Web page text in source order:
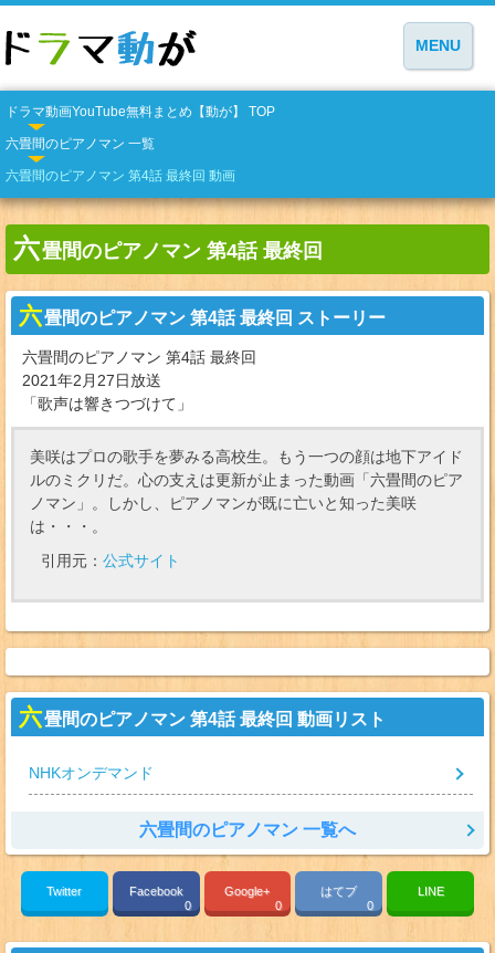
MENU
ドラマ動画YouTube無料まとめ【動が】 TOP
六畳間のピアノマン 一覧
六畳間のピアノマン 第4話 最終回 動画
六畳間のピアノマン 第4話 最終回
六畳間のピアノマン 第4話 最終回 ストーリー
六畳間のピアノマン 第4話 最終回
2021年2月27日放送
「歌声は響きつづけて」
美咲はプロの歌手を夢みる高校生。もう一つの顔は地下アイド
ルのミクリだ。心の支えは更新が止まった動画「六畳間のピア
ノマン」。しかし、ピアノマンが既に亡いと知った美咲
は・・・。
引用元： 公式サイト
六畳間のピアノマン 第4話 最終回 動画リスト
NHKオンデマンド
六畳間のピアノマン 一覧へ
Twitter
Facebook
0
Google+
0
はてブ
0
LINE